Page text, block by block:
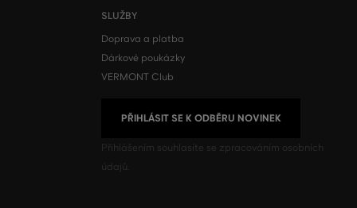
SLUŽBY
Doprava a platba
Dárkové poukázky
VERMONT Club
PŘIHLÁSIT SE K ODBĚRU NOVINEK
Přihlášením souhlasíte se zpracováním osobních
údajů.